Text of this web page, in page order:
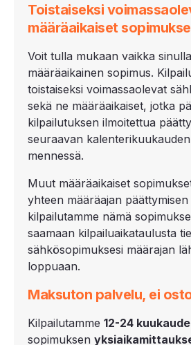
Toistaiseksi
määräaikaiset
Voit tulla mukaan vaikka
määräaikainen sopimus.
toistaiseksi voimassaolevat
sekä ne määräaikaiset, jotka
kilpailutuksen ilmoitettua
seuraavan
mennessä.
Muut määräaikaiset
yhteen määräajan
kilpailutamme nämä
saamaan kilpailuaikataulusta
sähkösopimuksesi määrajan
loppuaan.
Maksuton palvelu, ei
Kilpailutamme 12-24
sopimuksen